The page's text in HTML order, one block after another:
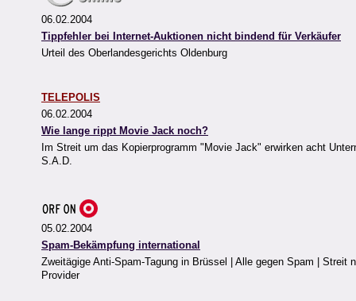
06.02.2004
Tippfehler bei Internet-Auktionen nicht bindend für Verkäufer
Urteil des Oberlandesgerichts Oldenburg
TELEPOLIS
06.02.2004
Wie lange rippt Movie Jack noch?
Im Streit um das Kopierprogramm "Movie Jack" erwirken acht
S.A.D.
05.02.2004
Spam-Bekämpfung international
Zweitägige Anti-Spam-Tagung in Brüssel | Alle gegen Spam |
Provider